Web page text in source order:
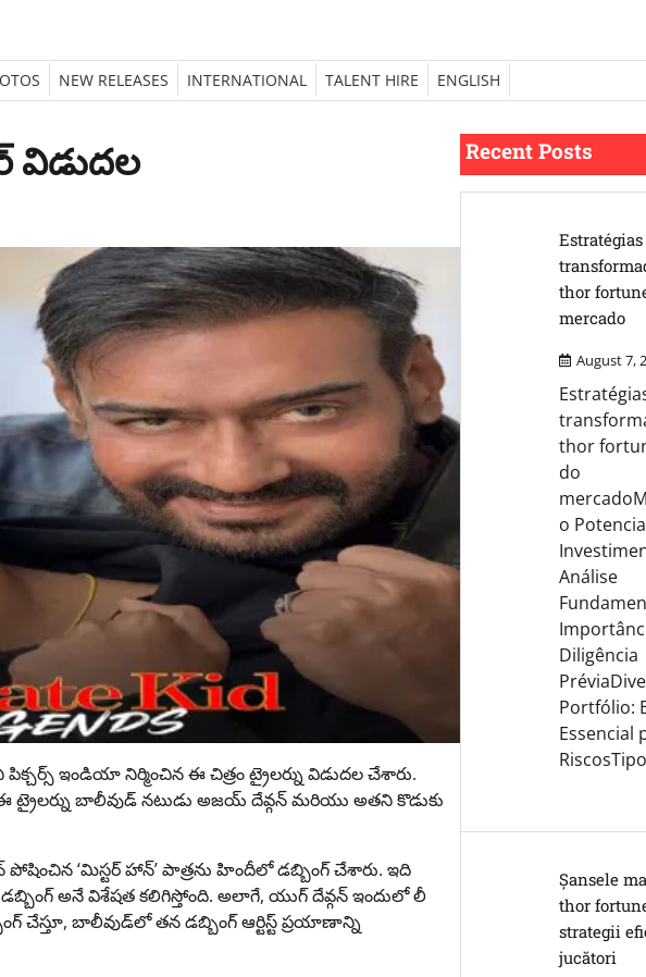
NEW RELEASES INTERNATIONAL TALENT HIRE ENGLISH
విడుదల
ఇండియా నిర్మించిన ఈ చిత్రం ట్రైలర్ను విడుదల చేశారు.
ట్రైలర్ను బాలీవుడ్ నటుడు అజయ్ దేవ్గన్ మరియు అతని కొడుకు
‘మిస్టర్ హాన్’ పాత్రను హిందీలో డబ్బింగ్ చేశారు. ఇది
అనే విశేషత కలిగిస్తోంది. అలాగే, యుగ్ దేవ్గన్ ఇందులో లీ
చేస్తూ, బాలీవుడ్‌లో తన డబ్బింగ్ ఆర్టిస్ట్ ప్రయాణాన్ని
Recent Posts
thor
mercado
August 7,
thor
do
o
Análise
Diligência
Portfólio:
Essencial
Șansele
thor
strategii
jucători